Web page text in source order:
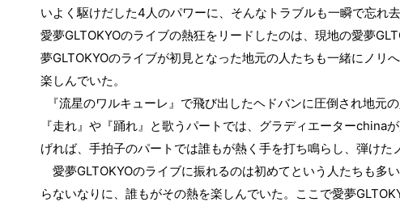
いよく駆けだした4人のパワーに、そんなトラブルも一瞬で忘れ
愛夢GLTOKYOのライブの熱狂をリードしたのは、現地の愛夢
夢GLTOKYOのライブが初見となった地元の人たちも一緒にノリ
楽しんでいた。
『流星のワルキューレ』で飛び出したヘドバンに圧倒され地
『走れ』や『踊れ』と歌うパートでは、グラディエーターchina
げれば、手拍子のパートでは誰もが熱く手を打ち鳴らし、弾けた
愛夢GLTOKYOのライブに振れるのは初めてという人たちも多
らないなりに、誰もがその熱を楽しんでいた。ここで愛夢